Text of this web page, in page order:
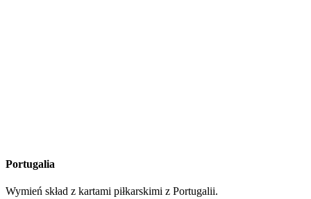
Portugalia
Wymień skład z kartami piłkarskimi z Portugalii.